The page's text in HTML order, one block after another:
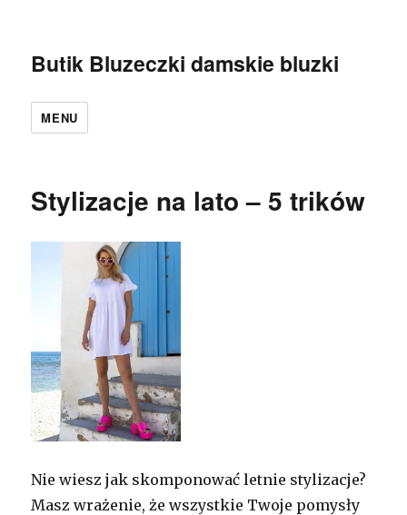
Butik Bluzeczki damskie bluzki
MENU
Stylizacje na lato – 5 trików
Nie wiesz jak skomponować letnie stylizacje?
Masz wrażenie, że wszystkie Twoje pomysły